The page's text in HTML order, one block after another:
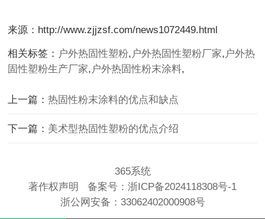
来源：http://www.zjjzsf.com/news1072449.html
相关标签： 户外热固性塑粉, 户外热固性塑粉厂家, 户外热
固性塑粉生产厂家, 户外热固性粉末涂料,
上一篇：热固性粉末涂料的优点和缺点
下一篇： 美术型热固性塑粉的优点介绍
365系统
著作权声明
备案号： 浙ICP备2024118308号-1
浙公网安备： 33062402000908号